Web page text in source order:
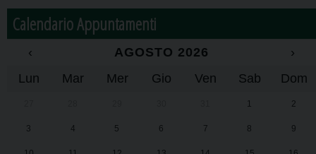
Calendario Appuntamenti
‹ AGOSTO 2026
›
Lun
Mar Mer Gio Ven Sab Dom
1 2
3 4 5 6 7 8 9